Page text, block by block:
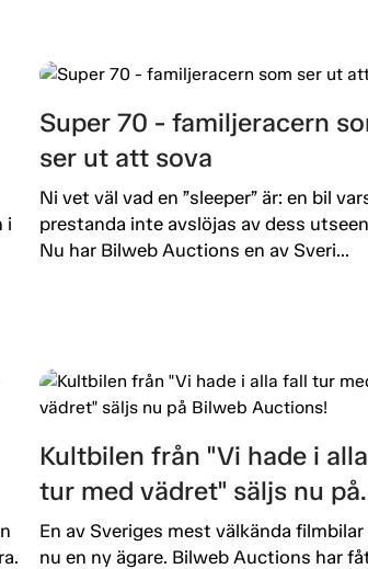
i
Super 70 - familjeracern
ser ut att sova
Ni vet väl vad en ”sleeper” är: en bil
prestanda inte avslöjas av dess
Nu har Bilweb Auctions en av Sveri...
Kultbilen från "Vi hade i
tur med vädret" säljs nu på
Bilweb Auctions!
En av Sveriges mest välkända
nu en ny ägare. Bilweb Auctions har